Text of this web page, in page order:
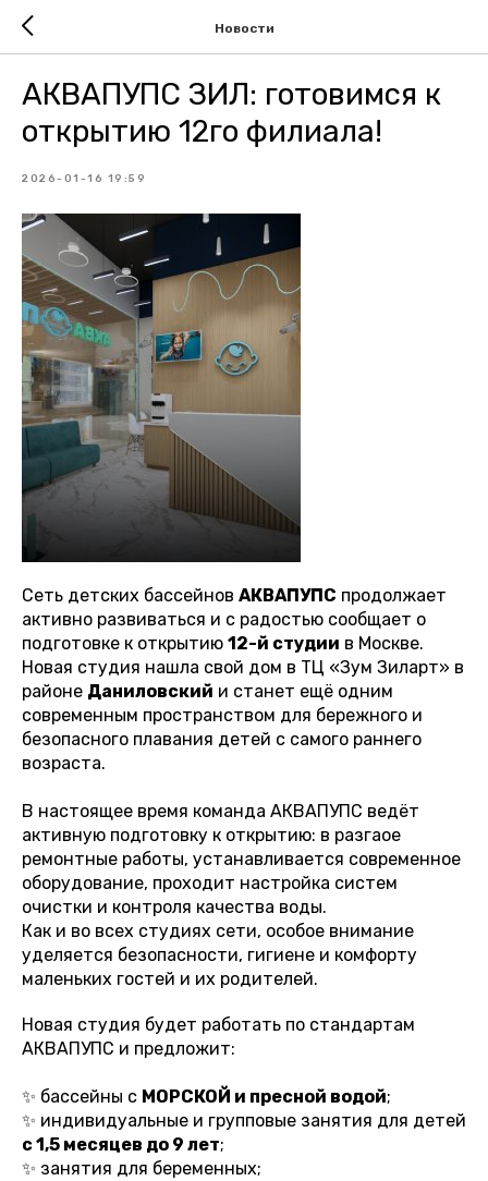
Новости
АКВАПУПС ЗИЛ: готовимся к
открытию 12го филиала!
2026-01-16 19:59
Сеть детских бассейнов АКВАПУПС продолжает
активно развиваться и с радостью сообщает о
подготовке к открытию 12-й студии в Москве.
Новая студия нашла свой дом в ТЦ «Зум Зиларт» в
районе Даниловский и станет ещё одним
современным пространством для бережного и
безопасного плавания детей с самого раннего
возраста.
В настоящее время команда АКВАПУПС ведёт
активную подготовку к открытию: в разгаое
ремонтные работы, устанавливается современное
оборудование, проходит настройка систем
очистки и контроля качества воды.
Как и во всех студиях сети, особое внимание
уделяется безопасности, гигиене и комфорту
маленьких гостей и их родителей.
Новая студия будет работать по стандартам
АКВАПУПС и предложит:
✨ бассейны с МОРСКОЙ и пресной водой;
✨ индивидуальные и групповые занятия для детей
с 1,5 месяцев до 9 лет;
✨ занятия для беременных;